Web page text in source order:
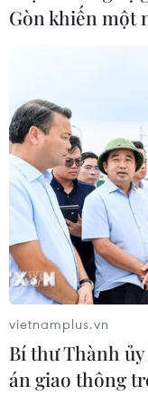
07/08/2026 23:08
mua thêm 20 tấn
07/08/2026 15:21
Chuyên gia
về tiền đồng của
07/08/2026 12:46
Phép thử sức
ASEAN
Gòn khiến một
vietnamplus.vn
Bí thư Thành
án giao thông